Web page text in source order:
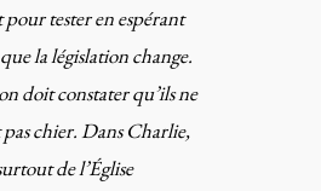
tester en espérant
la législation change.
doit constater qu’ils ne
chier. Dans Charlie,
de l’Église